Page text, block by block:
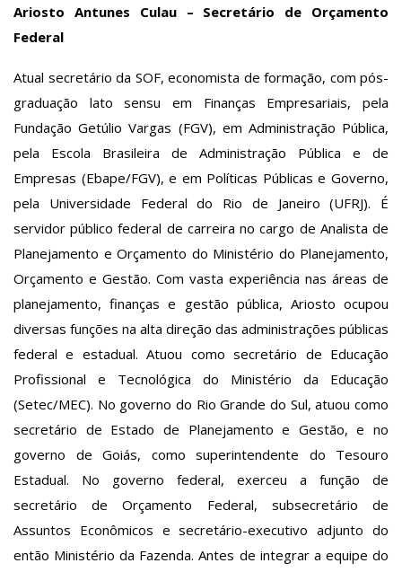
Ariosto Antunes Culau – Secretário de Orçamento
Federal
Atual secretário da SOF, economista de formação, com pós-
graduação lato sensu em Finanças Empresariais, pela
Fundação Getúlio Vargas (FGV), em Administração Pública,
pela Escola Brasileira de Administração Pública e de
Empresas (Ebape/FGV), e em Políticas Públicas e Governo,
pela Universidade Federal do Rio de Janeiro (UFRJ). É
servidor público federal de carreira no cargo de Analista de
Planejamento e Orçamento do Ministério do Planejamento,
Orçamento e Gestão. Com vasta experiência nas áreas de
planejamento, finanças e gestão pública, Ariosto ocupou
diversas funções na alta direção das administrações públicas
federal e estadual. Atuou como secretário de Educação
Profissional e Tecnológica do Ministério da Educação
(Setec/MEC). No governo do Rio Grande do Sul, atuou como
secretário de Estado de Planejamento e Gestão, e no
governo de Goiás, como superintendente do Tesouro
Estadual. No governo federal, exerceu a função de
secretário de Orçamento Federal, subsecretário de
Assuntos Econômicos e secretário-executivo adjunto do
então Ministério da Fazenda. Antes de integrar a equipe do